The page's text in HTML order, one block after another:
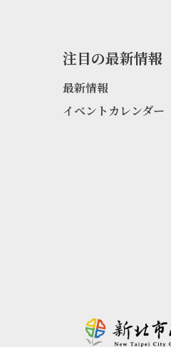
注目の最新情報
最新情報
イベントカレンダー